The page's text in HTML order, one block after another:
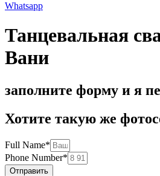
Whatsapp
Танцевальная
Вани
заполните форму и я
Хотите такую же
Full Name*
Phone Number*
Отправить